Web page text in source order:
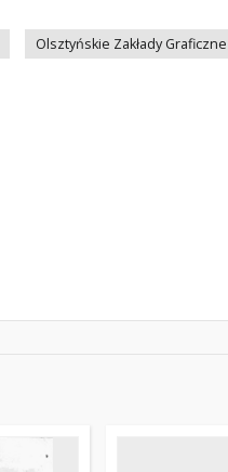
Olsztyńskie Zakłady Graficzne